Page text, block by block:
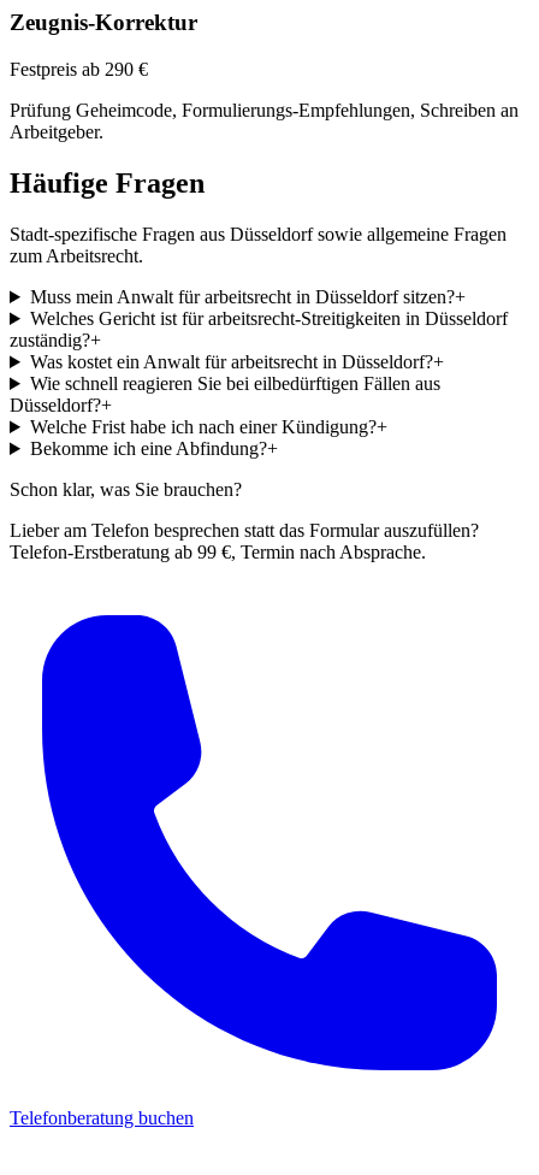
Zeugnis-Korrektur
Festpreis ab 290 €
Prüfung Geheimcode, Formulierungs-Empfehlungen, Schreiben an
Arbeitgeber.
Häufige Fragen
Stadt-spezifische Fragen aus Düsseldorfsowie allgemeine Fragen
zum Arbeitsrecht.
Muss mein Anwalt für arbeitsrecht in Düsseldorf sitzen?+
Welches Gericht ist für arbeitsrecht-Streitigkeiten in Düsseldorf
zuständig?+
Was kostet ein Anwalt für arbeitsrecht in Düsseldorf?+
Wie schnell reagieren Sie bei eilbedürftigen Fällen aus
Düsseldorf?+
Welche Frist habe ich nach einer Kündigung?+
Bekomme ich eine Abfindung?+
Schon klar, was Sie brauchen?
Lieber am Telefon besprechen statt das Formular auszufüllen?
Telefon-Erstberatung ab 99 €, Termin nach Absprache.
Telefonberatung buchen